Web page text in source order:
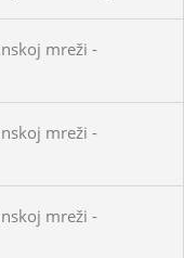
mreži -
mreži -
mreži -